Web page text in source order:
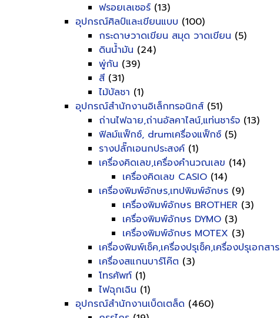
ฟรอยเลเซอร์ (13)
อุปกรณ์ศิลป์และเขียนแบบ (100)
กระดาษวาดเขียน สมุด วาดเขียน (5)
ดินน้ำมัน (24)
พู่กัน (39)
สี (31)
ไม้บัลชา (1)
อุปกรณ์สำนักงานอิเล็กทรอนิกส์ (51)
ถ่านไฟฉาย,ถ่านอัลคาไลน์,แท่นชาร์จ (13)
ฟิลม์แฟ็กซ์, drumเครื่องแฟ็กซ์ (5)
รางปลั๊กเอนกประสงค์ (1)
เครื่องคิดเลข,เครื่องคำนวณเลข (14)
เครื่องคิดเลข CASIO (14)
เครื่องพิมพ์อักษร,เทปพิมพ์อักษร (9)
เครื่องพิมพ์อักษร BROTHER (3)
เครื่องพิมพ์อักษร DYMO (3)
เครื่องพิมพ์อักษร MOTEX (3)
เครื่องพิมพ์เช็ค,เครื่องปรุเช็ค,เครื่องปรุเอกสาร
เครื่องสแกนบาร์โค๊ต (3)
โทรศัพท์ (1)
ไฟฉุกเฉิน (1)
อุปกรณ์สำนักงานเบ็ดเตล็ด (460)